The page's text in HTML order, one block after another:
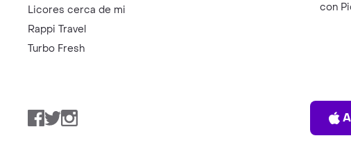
Licores cerca de mi
Rappi Travel
Turbo Fresh
con
Facebook
TwitterInstagram